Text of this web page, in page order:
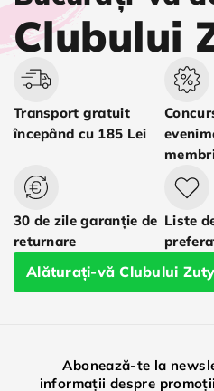
Clubului
Transport gratuit
începând cu 185 Lei
30 de zile garanție de
returnare
Liste
Alăturați-vă Clubului Zuty
Abonează-te la
informații despre